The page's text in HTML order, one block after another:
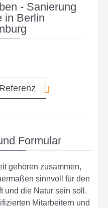
- Sanierung
in Berlin
Formular
gehören zusammen,
sinnvoll für den
und die Natur sein soll.
Mitarbeitern und